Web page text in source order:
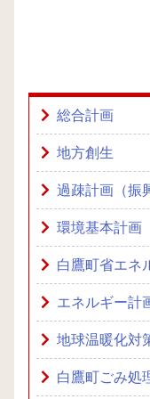
総合計画
地方創生
過疎計画（振
環境基本計画
白鷹町省エネ
エネルギー計
地球温暖化対
白鷹町ごみ処